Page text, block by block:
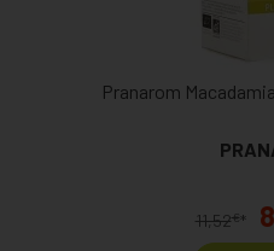
Pranarom
11,52€ *